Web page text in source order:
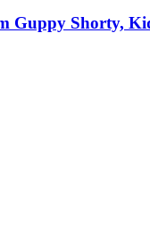
Guppy Shorty,